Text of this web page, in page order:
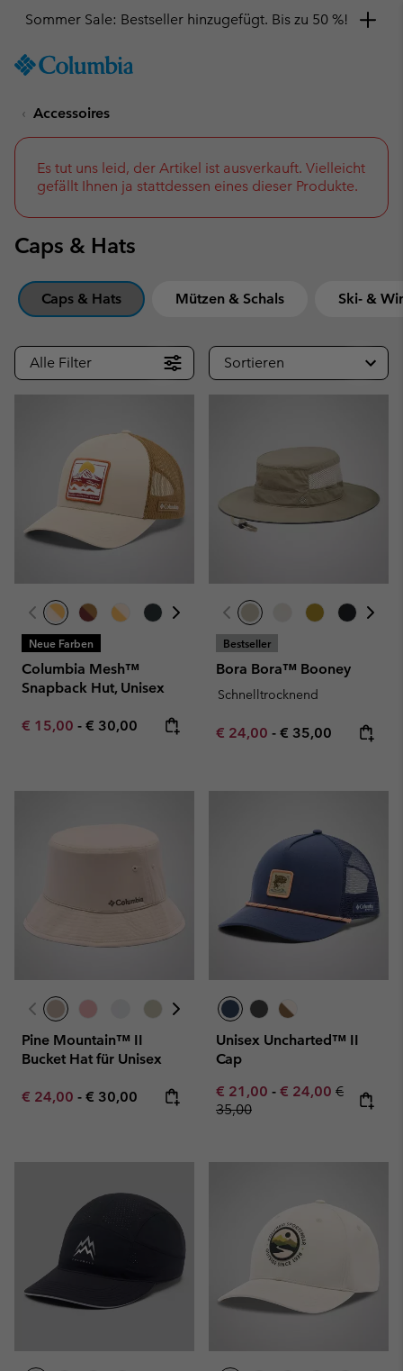
TO
SKIP
NAV
SKIP
TO
SEARCH
Hol dir einen 10 %-Gutschein
Accessoires
Es tut uns leid, der Artikel ist ausverkauft. Vielleicht
gefällt Ihnen ja stattdessen eines dieser Produkte.
Caps & Hats
Caps & Hats Mützen & Schals Ski- &
Alle Filter Sortieren
Neue Farben
Columbia Mesh™
Snapback Hut, Unisex
Minimum sale price:
€ 15,00 - Maximum price:
€ 30,00
Bestseller
Bora Bora™ Booney
Schnelltrocknend
Minimum sale price:
€ 24,00 - Maximum price:
€ 35,00
Pine Mountain™ II
Bucket Hat für Unisex
Minimum sale price:
€ 24,00 - Maximum price:
€ 30,00
Unisex Uncharted™ II
Cap
Minimum sale price:
€ 21,00 - Maximum sale
€ 24,00 Regular
€
35,00